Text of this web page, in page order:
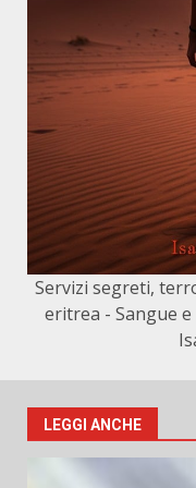
Servizi segreti,
eritrea - Sangue
LEGGI ANCHE